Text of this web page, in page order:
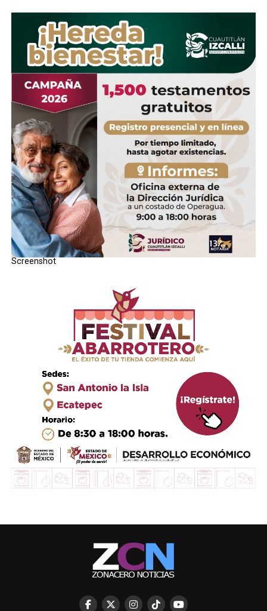
mi equipo de transiciÃ³n, a fin de avanzar
en los 11 puntos y fijar de manera
conjunta los plazos para su
cumplimiento”, dijo Del Mazo Maza.
RELATED TOPICS:
UP NEXT
AsociaciÃ³n de Desarrolladores Inmobiliarios se suman
a propuestas de Alfredo Del Mazo
DON'T MISS
DepurarÃ© a la policÃ­a y reconocerÃ© a los buenos
elementos: Alfredo Del Mazo
STAFF / Zona Cero Noticias
Screenshot